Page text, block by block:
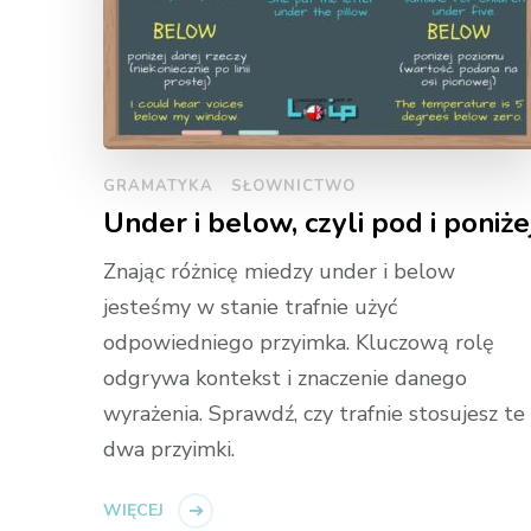
GRAMATYKA SŁOWNICTWO
Under i below, czyli pod i
Znając różnicę miedzy under i below
jesteśmy w stanie trafnie użyć
odpowiedniego przyimka. Kluczową rolę
odgrywa kontekst i znaczenie danego
wyrażenia. Sprawdź, czy trafnie stosujesz te
dwa przyimki.
WIĘCEJ